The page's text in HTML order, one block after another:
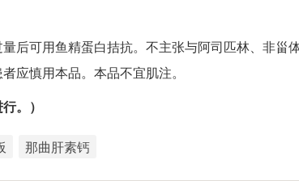
后可用鱼精蛋白拮抗。不主张与阿司匹林、非甾
应慎用本品。本品不宜肌注。
。）
那曲肝素钙